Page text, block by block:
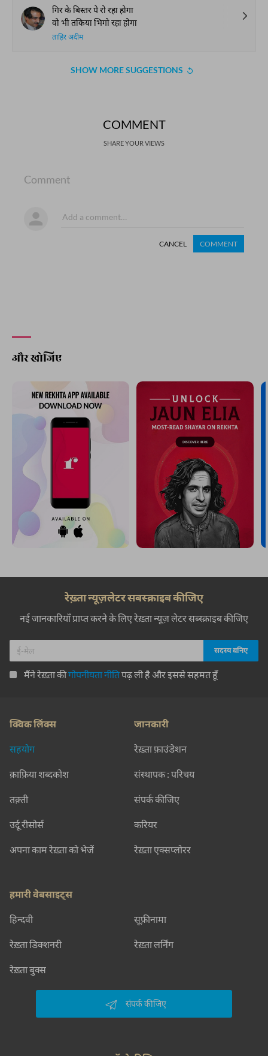
गिर के बिस्तर पे रो रहा होगा
वो भी तकिया भिगो रहा होगा
ताहिर अदीम
SHOW MORE SUGGESTIONS
COMMENT
SHARE YOUR VIEWS
Comment
CANCEL COMMENT
और खोजिए
रेख़्ता न्यूज़लेटर सबस्क्राइब कीजिए
नई जानकारियाँ प्राप्त करने के लिए रेख़्ता न्यूज़ लेटर सब्स्क्राइब कीजिए
मैंने रेख़्ता कीगोपनीयता नीतिपढ़ ली है और इससे सहमत हूँ
क्विक लिंक्स
सहयोग
क़ाफ़िया शब्दकोश
तक़्ती
उर्दू रीसोर्स
अपना काम रेख़्ता को भेजें
जानकारी
रेख़्ता फ़ाउंडेशन
संस्थापक : परिचय
संपर्क कीजिए
करियर
रेख़्ता एक्सप्लोरर
हमारी वेबसाइट्स
हिन्दवी सूफ़ीनामा
रेख़्ता डिक्शनरी रेख़्ता लर्निंग
रेख़्ता बुक्स
संपर्क कीजिए